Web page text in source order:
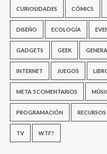
CURIOSIDADES CÓMICS
DISEÑO ECOLOGÍA
GADGETS GEEK
INTERNET JUEGOS
META 5 COMENTARIOS
PROGRAMACIÓN RECURSOS
TV WTF?